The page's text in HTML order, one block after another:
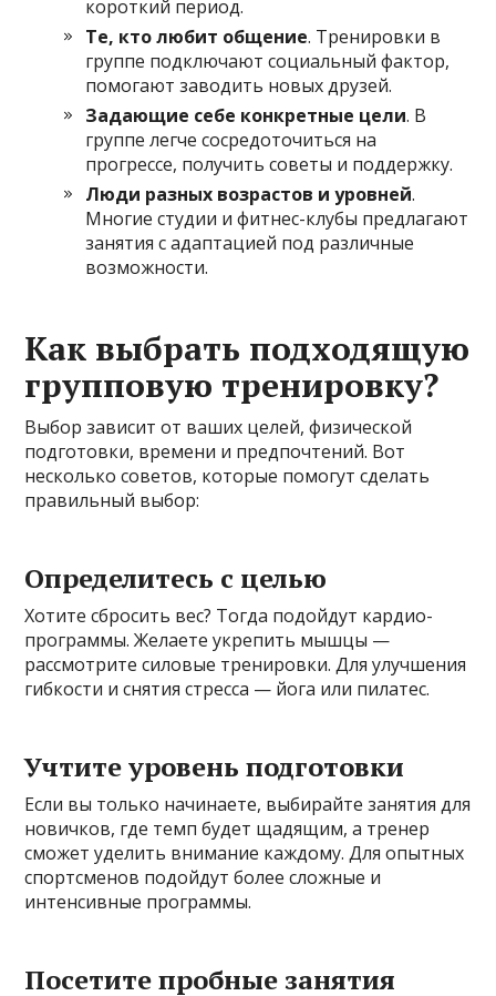
короткий период.
Те, кто любит общение. Тренировки в
группе подключают социальный фактор,
помогают заводить новых друзей.
Задающие себе конкретные цели. В
группе легче сосредоточиться на
прогрессе, получить советы и поддержку.
Люди разных возрастов и уровней.
Многие студии и фитнес-клубы предлагают
занятия с адаптацией под различные
возможности.
Как выбрать подходящую
групповую тренировку?
Выбор зависит от ваших целей, физической
подготовки, времени и предпочтений. Вот
несколько советов, которые помогут сделать
правильный выбор:
Определитесь с целью
Хотите сбросить вес? Тогда подойдут кардио-
программы. Желаете укрепить мышцы —
рассмотрите силовые тренировки. Для улучшения
гибкости и снятия стресса — йога или пилатес.
Учтите уровень подготовки
Если вы только начинаете, выбирайте занятия для
новичков, где темп будет щадящим, а тренер
сможет уделить внимание каждому. Для опытных
спортсменов подойдут более сложные и
интенсивные программы.
Посетите пробные занятия